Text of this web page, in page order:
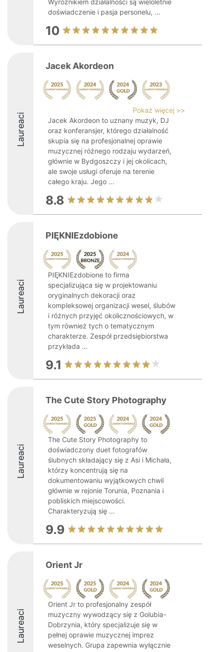
Wyróżnikiem działalności są wieloletnie
doświadczenie i pasja personelu, ...
10
Laureaci
Jacek Akordeon
Pokaż więcej >>
Jacek Akordeon to uznany muzyk, DJ
oraz konferansjer, którego działalność
skupia się na profesjonalnej oprawie
muzycznej różnego rodzaju wydarzeń,
głównie w Bydgoszczy i jej okolicach,
ale swoje usługi oferuje na terenie
całego kraju. Jego ...
8.8
Laureaci
PIĘKNIEzdobione
PIĘKNIEzdobione to firma
specjalizująca się w projektowaniu
oryginalnych dekoracji oraz
kompleksowej organizacji wesel, ślubów
i różnych przyjęć okolicznościowych, w
tym również tych o tematycznym
charakterze. Zespół przedsiębiorstwa
przykłada ...
9.1
Laureaci
The Cute Story Photography
The Cute Story Photography to
doświadczony duet fotografów
ślubnych składający się z Asi i Michała,
którzy koncentrują się na
dokumentowaniu wyjątkowych chwil
głównie w rejonie Torunia, Poznania i
pobliskich miejscowości.
Charakteryzują się ...
9.9
Laureaci
Orient Jr
Orient Jr to profesjonalny zespół
muzyczny wywodzący się z Golubia-
Dobrzynia, który specjalizuje się w
pełnej oprawie muzycznej imprez
weselnych. Grupa zapewnia wyłącznie